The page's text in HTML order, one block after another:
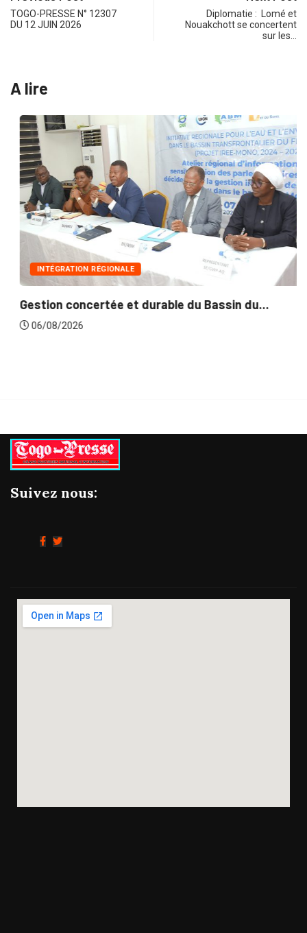
TOGO-PRESSE N° 12307
DU 12 JUIN 2026
Diplomatie : Lomé et
Nouakchott se concertent
sur les…
A lire
INTÉGRATION RÉGIONALE
Gestion concertée et durable du Bassin du...
06/08/2026
Suivez nous: